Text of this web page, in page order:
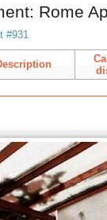
Rome
#931